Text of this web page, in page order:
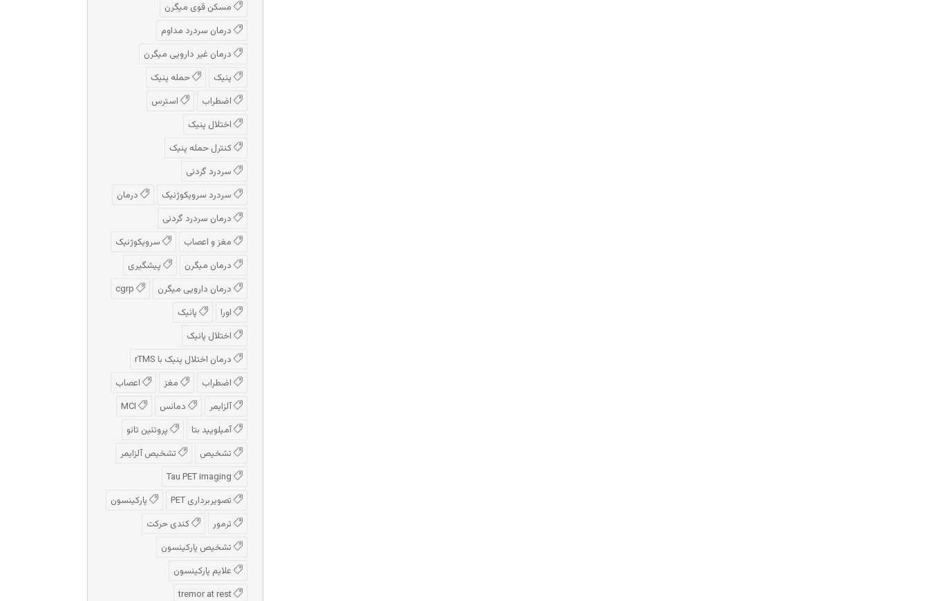
مسکن قوی میگرن
درمان سردرد مداوم
درمان غیر دارویی میگرن
پنیک
حمله پنیک
اضطراب
استرس
اختلال پنیک
کنترل حمله پنیک
سردرد گردنی
سردرد سرویکوژنیک
درمان
درمان سردرد گردنی
مغز و اعصاب
سرویکوژنیک
درمان میگرن
پیشگیری
درمان دارویی میگرن
اورا
پانیک
اختلال پانیک
درمان اختلال پنیک با rTMS
اضطراب
مغز
اعصاب
آلزایمر
دمانس
آمیلویید بتا
پروتئین تائو
تشخیص
تشخیص آلزایمر
تصویربرداری PET
پارکینسون
ترمور
کندی حرکت
تشخیص پارکینسون
علایم پارکینسون